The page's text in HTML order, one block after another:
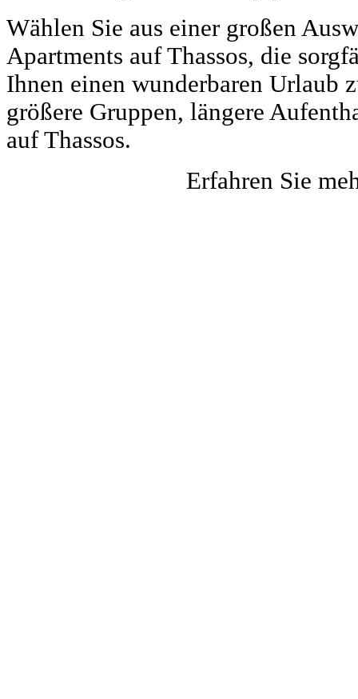
Wählen Sie aus einer großen
Apartments auf Thassos, die
Ihnen einen wunderbaren Urlaub
größere Gruppen, längere
auf Thassos.
Erfahren Sie